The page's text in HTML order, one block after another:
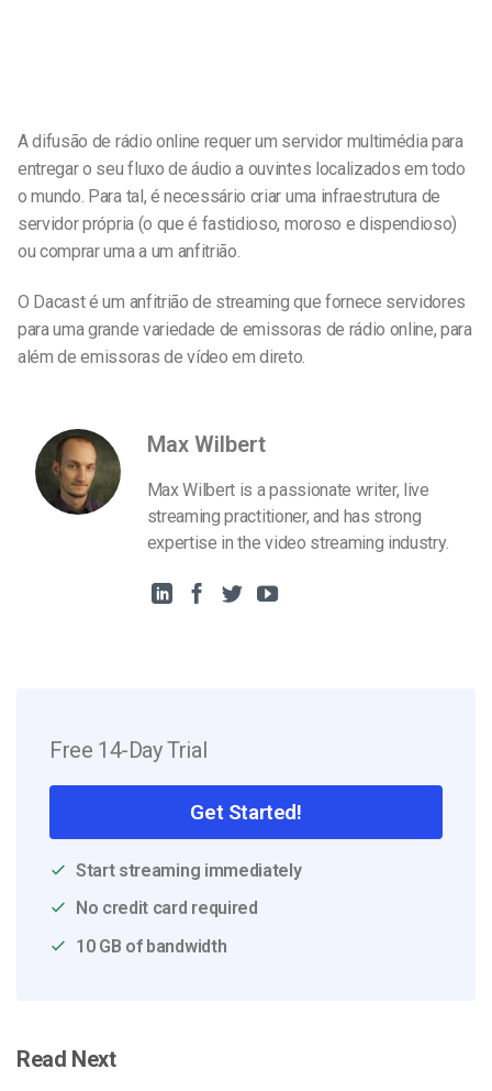
A difusão de rádio online requer um servidor multimédia para
entregar o seu fluxo de áudio a ouvintes localizados em todo
o mundo. Para tal, é necessário criar uma infraestrutura de
servidor própria (o que é fastidioso, moroso e dispendioso)
ou comprar uma a um anfitrião.
O Dacast é um anfitrião de streaming que fornece servidores
para uma grande variedade de emissoras de rádio online, para
além de emissoras de vídeo em direto.
Max Wilbert
Max Wilbert is a passionate writer, live
streaming practitioner, and has strong
expertise in the video streaming industry.
Free 14-Day Trial
Get Started!
Start streaming immediately
No credit card required
10 GB of bandwidth
Read Next